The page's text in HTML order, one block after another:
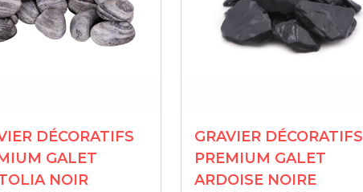
DÉCORATIFS
GALET
NOIR
GRAVIER DÉCORATIFS
PREMIUM GALET
ARDOISE NOIRE